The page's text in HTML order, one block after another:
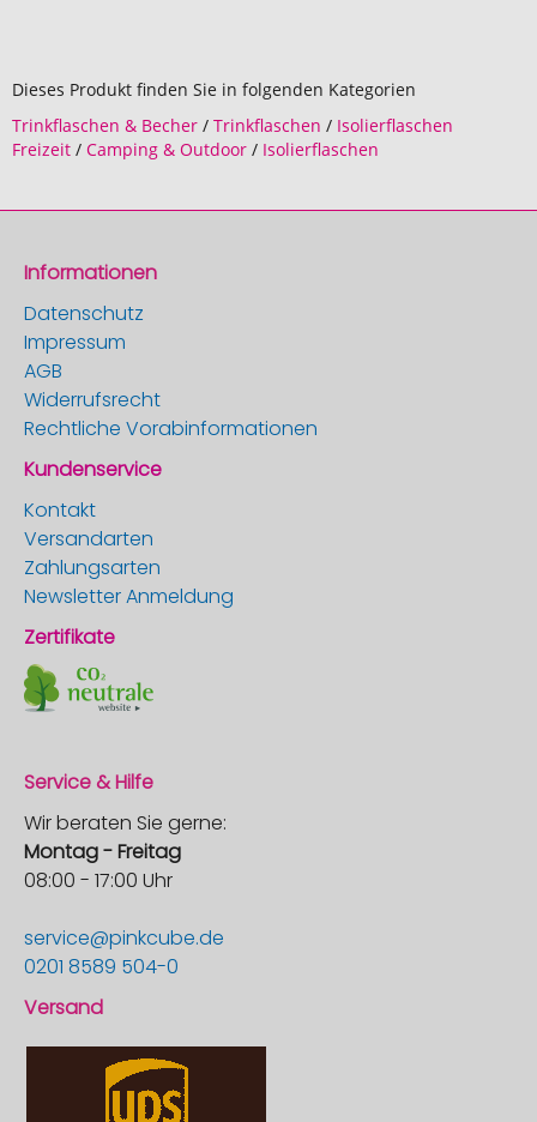
Dieses Produkt finden Sie in folgenden Kategorien
Trinkflaschen & Becher / Trinkflaschen / Isolierflaschen
Freizeit / Camping & Outdoor / Isolierflaschen
Informationen
Datenschutz
Impressum
AGB
Widerrufsrecht
Rechtliche Vorabinformationen
Kundenservice
Kontakt
Versandarten
Zahlungsarten
Newsletter Anmeldung
Zertifikate
Service & Hilfe
Wir beraten Sie gerne:
Montag - Freitag
08:00 - 17:00 Uhr
service@pinkcube.de
0201 8589 504-0
Versand